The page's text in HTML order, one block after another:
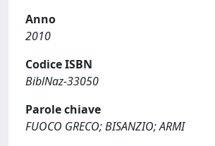
Anno
2010
Codice ISBN
BiblNaz-33050
Parole chiave
FUOCO GRECO; BISANZIO; ARMI